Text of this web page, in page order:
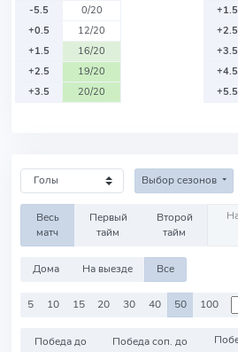
-5.5
0/20
+0.5
12/20
+1.5
16/20
+2.5
19/20
+3.5
20/20
+1.5
+2.5
+3.5
+4.5
+5.5
Выбор сезонов
Весь
матч
Первый
тайм
Второй
тайм
Дома На выезде Все
5 10 15 20 30 40 50 100
Победа до
Победа соп. до